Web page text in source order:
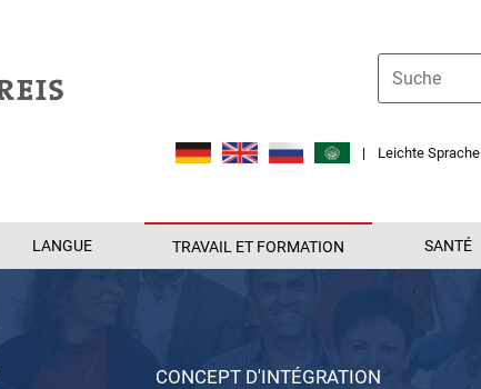
Leichte Sprache
LANGUE TRAVAIL ET FORMATION SANTÉ
CONCEPT D'INTÉGRATION